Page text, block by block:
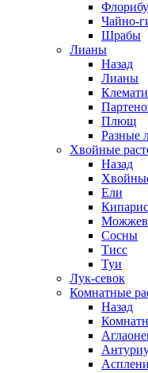
Чайно-
Шрабы
Лианы
Назад
Лианы
Плющ
Разные
Хвойные
Назад
Ели
Сосны
Тисс
Туи
Лук-севок
Комнатные
Назад